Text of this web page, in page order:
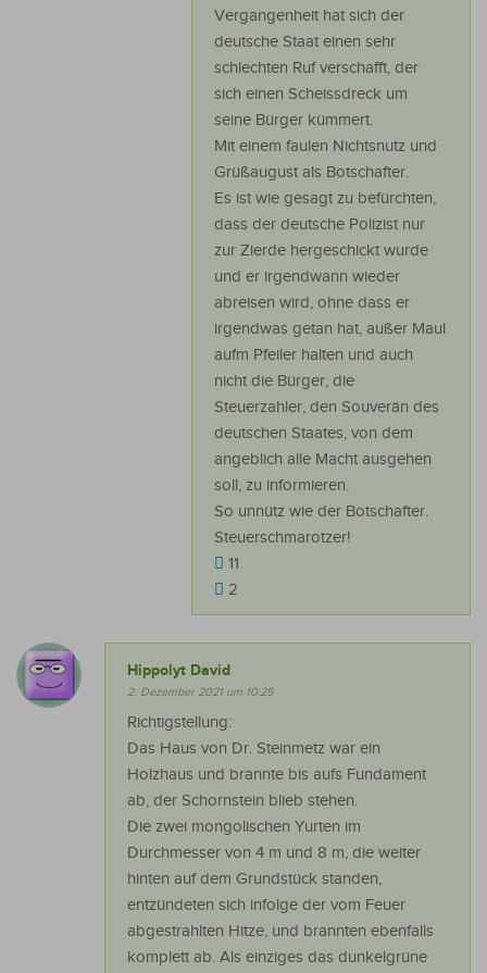
Vergangenheit hat sich der
deutsche Staat einen sehr
schlechten Ruf verschafft, der
sich einen Scheissdreck um
seine Bürger kümmert.
Mit einem faulen Nichtsnutz und
Grüßaugust als Botschafter.
Es ist wie gesagt zu befürchten,
dass der deutsche Polizist nur
zur Zierde hergeschickt wurde
und er irgendwann wieder
abreisen wird, ohne dass er
irgendwas getan hat, außer Maul
aufm Pfeiler halten und auch
nicht die Bürger, die
Steuerzahler, den Souverän des
deutschen Staates, von dem
angeblich alle Macht ausgehen
soll, zu informieren.
So unnütz wie der Botschafter.
Steuerschmarotzer!
11
2
Hippolyt David
2. Dezember 2021 um 10:25
Richtigstellung:
Das Haus von Dr. Steinmetz war ein
Holzhaus und brannte bis aufs Fundament
ab, der Schornstein blieb stehen.
Die zwei mongolischen Yurten im
Durchmesser von 4 m und 8 m, die weiter
hinten auf dem Grundstück standen,
entzündeten sich infolge der vom Feuer
abgestrahlten Hitze, und brannten ebenfalls
komplett ab. Als einziges das dunkelgrüne